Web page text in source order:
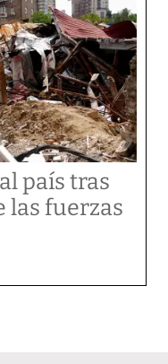
país tras
las fuerzas